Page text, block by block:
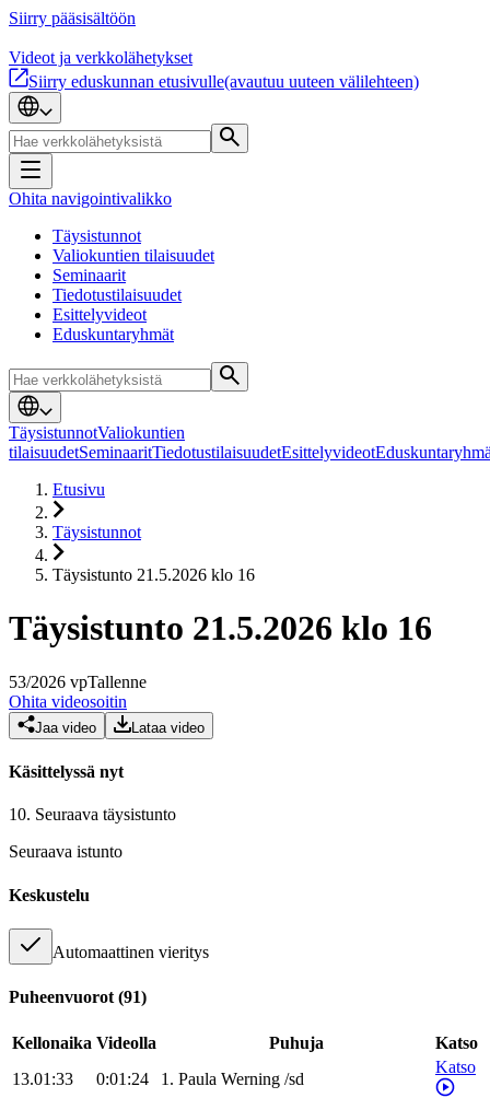
Siirry pääsisältöön
Videot ja verkkolähetykset
Siirry eduskunnan etusivulle(avautuu uuteen välilehteen)
Ohita navigointivalikko
Täysistunnot
Valiokuntien tilaisuudet
Seminaarit
Tiedotustilaisuudet
Esittelyvideot
Eduskuntaryhmät
TäysistunnotValiokuntien
tilaisuudetSeminaaritTiedotustilaisuudetEsittelyvideot
Etusivu
Täysistunnot
Täysistunto 21.5.2026 klo 16
Täysistunto 21.5.2026 klo 16
53/2026 vpTallenne
Ohita videosoitin
Jaa video Lataa video
Käsittelyssä nyt
10. Seuraava täysistunto
Seuraava istunto
Keskustelu
Automaattinen vieritys
Puheenvuorot (91)
Kellonaika Videolla Puhuja
Katso
13.01:33
0:01:24 1. Paula Werning /sd
Katso